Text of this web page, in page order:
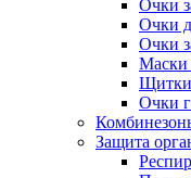
Очки
Очки
Очки
Маски
Щитки
Очки
Защита